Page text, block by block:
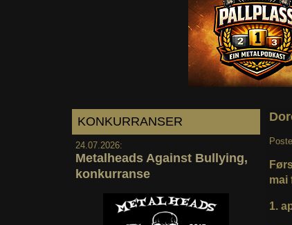
KONKURRANSER
24.07.2026:
Metalheads Against Bullying,
konkurranse
mai
1.